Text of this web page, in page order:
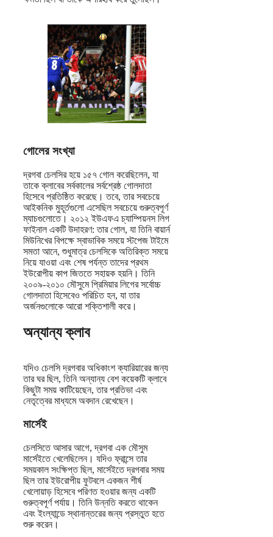
গোলের সংখ্যা
দ্রগবা চেলসির হয়ে ১৫৭ গোল করেছিলেন, যা
তাকে ক্লাবের সর্বকালের সর্বশ্রেষ্ঠ গোলদাতা
হিসেবে প্রতিষ্ঠিত করেছে। তবে, তার সবচেয়ে
আইকনিক মুহূর্তগুলো এসেছিল সবচেয়ে গুরুত্বপূর্ণ
ম্যাচগুলোতে। ২০১২ ইউএফএ চ্যাম্পিয়নস লিগ
ফাইনাল একটি উদাহরণ: তার গোল, যা তিনি বায়ার্ন
মিউনিখের বিপক্ষে স্বাভাবিক সময়ে স্টপেজ টাইমে
সমতা আনে, শুধুমাত্র চেলসিকে অতিরিক্ত সময়ে
নিয়ে যাওয়া এবং শেষ পর্যন্ত তাদের প্রথম
ইউরোপীয় কাপ জিততে সহায়ক হয়নি। তিনি
২০০৯-২০১০ মৌসুমে প্রিমিয়ার লিগের সর্বোচ্চ
গোলদাতা হিসেবেও পরিচিত হন, যা তার
অর্জনগুলোকে আরো শক্তিশালী করে।
অন্যান্য ক্লাব
যদিও চেলসি দ্রগবার অধিকাংশ ক্যারিয়ারের জন্য
তার ঘর ছিল, তিনি অন্যান্য বেশ কয়েকটি ক্লাবে
কিছুটা সময় কাটিয়েছেন, তার প্রতিভা এবং
নেতৃত্বের মাধ্যমে অবদান রেখেছেন।
মার্সেই
চেলসিতে আসার আগে, দ্রগবা এক মৌসুম
মার্সেইতে খেলেছিলেন। যদিও ফ্রান্সে তার
সময়কাল সংক্ষিপ্ত ছিল, মার্সেইতে দ্রগবার সময়
ছিল তার ইউরোপীয় ফুটবলে একজন শীর্ষ
খেলোয়াড় হিসেবে পরিণত হওয়ার জন্য একটি
গুরুত্বপূর্ণ পর্যায়। তিনি উন্নতি করতে থাকেন
এবং ইংল্যান্ডে স্থানান্তরের জন্য প্রস্তুত হতে
শুরু করেন।